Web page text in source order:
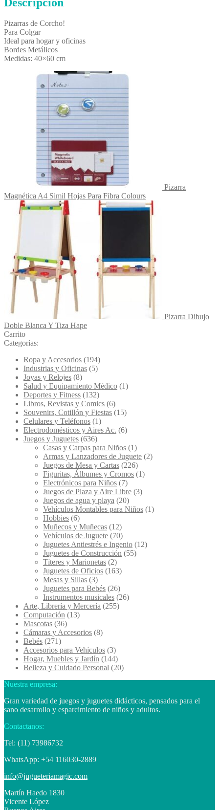
Pizarras de Corcho!
Para Colgar
Ideal para hogar y oficinas
Bordes Metálicos
Medidas: 40×60 cm
Pizarra
Magnética A4 Simil Hojas Para Fibra Colours
Pizarra Dibujo
Doble Blanca Y Tiza Hape
Carrito
Categorías:
Ropa y Accesorios (194)
Industrias y Oficinas (5)
Joyas y Relojes (8)
Salud y Equipamiento Médico (1)
Deportes y Fitness (132)
Libros, Revistas y Comics (6)
Souvenirs, Cotillón y Fiestas (15)
Celulares y Teléfonos (1)
Electrodomésticos y Aires Ac. (6)
Juegos y Juguetes (636)
Casas y Carpas para Niños (1)
Armas y Lanzadores de Juguete (2)
Juegos de Mesa y Cartas (226)
Figuritas, Álbumes y Cromos (1)
Electrónicos para Niños (7)
Juegos de Plaza y Aire Libre (3)
Juegos de agua y playa (20)
Vehículos Montables para Niños (1)
Hobbies (6)
Muñecos y Muñecas (12)
Vehículos de Juguete (70)
Juguetes Antiestrés e Ingenio (12)
Juguetes de Construcción (55)
Títeres y Marionetas (2)
Juguetes de Oficios (163)
Mesas y Sillas (3)
Juguetes para Bebés (26)
Instrumentos musicales (26)
Arte, Librería y Mercería (255)
Computación (13)
Mascotas (36)
Cámaras y Accesorios (8)
Bebés (271)
Accesorios para Vehículos (3)
Hogar, Muebles y Jardín (144)
Belleza y Cuidado Personal (20)
Nuestra empresa:
Gran variedad de juegos y juguetes didácticos, pensados para el
sano desarrollo y esparcimiento de niños y adultos.
Contactanos:
Tel: (11) 73986732
WhatsApp: +54 116030-2889
info@jugueteriamagic.com
Martín Haedo 1830
Vicente López